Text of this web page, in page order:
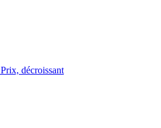
Prix, décroissant